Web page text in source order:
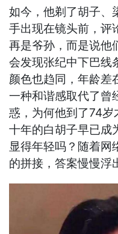
如今，他剃了胡子、
手出现在镜头前，
再是爷孙，而是说他
会发现张纪中下巴线
颜色也趋同，年龄差
一种和谐感取代了曾
惑，为何他到了74
十年的白胡子早已成
显得年轻吗？随着网
的拼接，答案慢慢浮